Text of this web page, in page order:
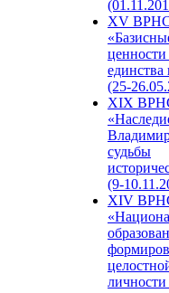
XV
единства
(25-
XIX
судьбы
(9-
XIV